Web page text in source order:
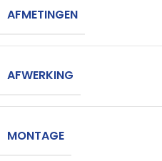
AFMETINGEN
AFWERKING
MONTAGE